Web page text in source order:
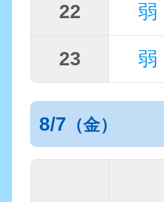
22 弱
23 弱
8/7 （金）